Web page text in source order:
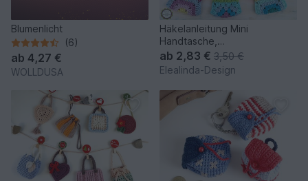
Blumenlicht
(6)
ab 4,27 €
WOLLDUSA
Häkelanleitung Mini
Handtasche,
Schlüsselanhänger Bag
Charm Adventskalender
ab 2,83 € 3,50 €
Elealinda-Design